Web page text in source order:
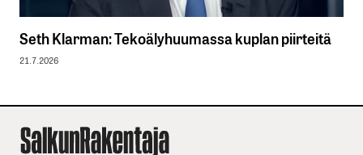
Seth Klarman: Tekoälyhuumassa kuplan piirteitä
21.7.2026